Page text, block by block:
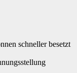
schneller besetzt